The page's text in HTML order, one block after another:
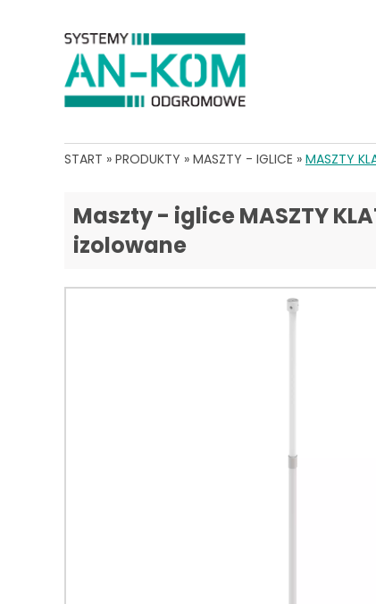
START » PRODUKTY » MASZTY - IGLICE » MASZTY
Maszty - iglice MASZTY
izolowane